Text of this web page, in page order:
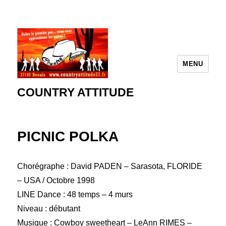
COUNTRY ATTITUDE
MENU
PICNIC POLKA
Chorégraphe : David PADEN – Sarasota, FLORIDE
– USA / Octobre 1998
LINE Dance : 48 temps – 4 murs
Niveau : débutant
Musique : Cowboy sweetheart – LeAnn RIMES –